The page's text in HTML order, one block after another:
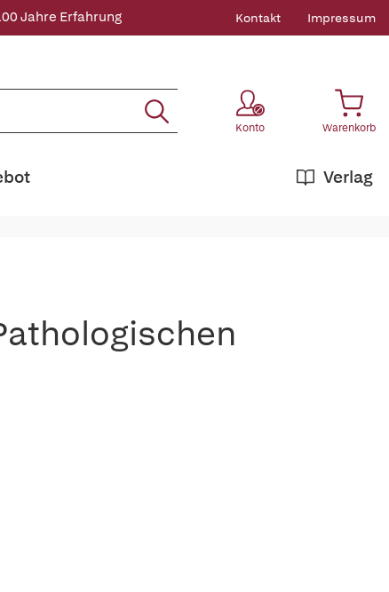
Jahre Erfahrung Kontakt Impressum
Konto Warenkorb
Verlag